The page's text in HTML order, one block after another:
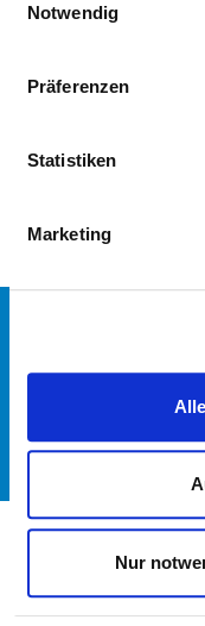
Notwendig
Präferenzen
Statistiken
Marketing
Nur
PLASTISCHE
OUTPATIENT